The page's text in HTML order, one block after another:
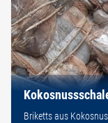
Briketts aus